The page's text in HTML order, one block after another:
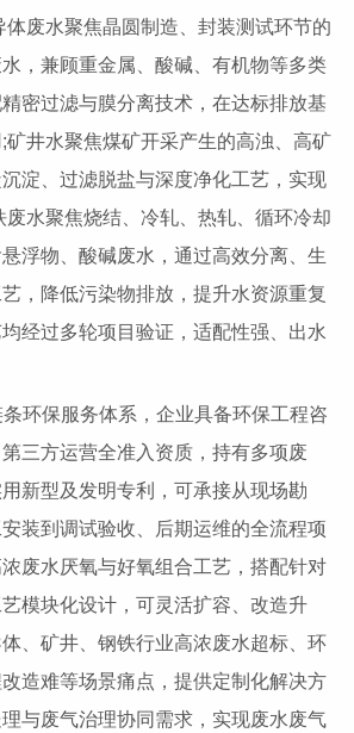
体废水聚焦晶圆制造、封装测试环节的
，兼顾重金属、酸碱、有机物等多类
密过滤与膜分离技术，在达标排放基
矿井水聚焦煤矿开采产生的高浊、高矿
淀、过滤脱盐与深度净化工艺，实现
废水聚焦烧结、冷轧、热轧、循环冷却
浮物、酸碱废水，通过高效分离、生
，降低污染物排放，提升水资源重复
经过多轮项目验证，适配性强、出水
保服务体系，企业具备环保工程咨
三方运营全准入资质，持有多项废
新型及发明专利，可承接从现场勘
装到调试验收、后期运维的全流程项
废水厌氧与好氧组合工艺，搭配针对
模块化设计，可灵活扩容、改造升
、矿井、钢铁行业高浓废水超标、环
造难等场景痛点，提供定制化解决方
与废气治理协同需求，实现废水废气